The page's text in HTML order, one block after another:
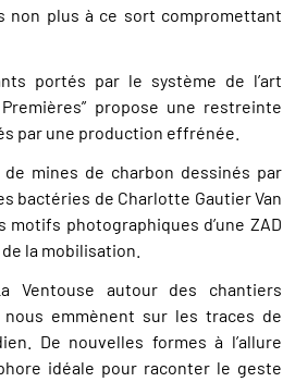
non plus à ce sort compromettant
portés par le système de l’art
propose une restreinte
par une production effrénée.
mines de charbon dessinés par
bactéries de Charlotte Gautier Van
photographiques d’une ZAD
la mobilisation.
Ventouse autour des chantiers
emmènent sur les traces de
De nouvelles formes à l’allure
idéale pour raconter le geste